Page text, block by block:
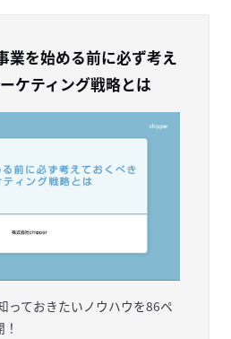
業を始める前に必ず考え
ケティング戦略とは
っておきたいノウハウを86ペ